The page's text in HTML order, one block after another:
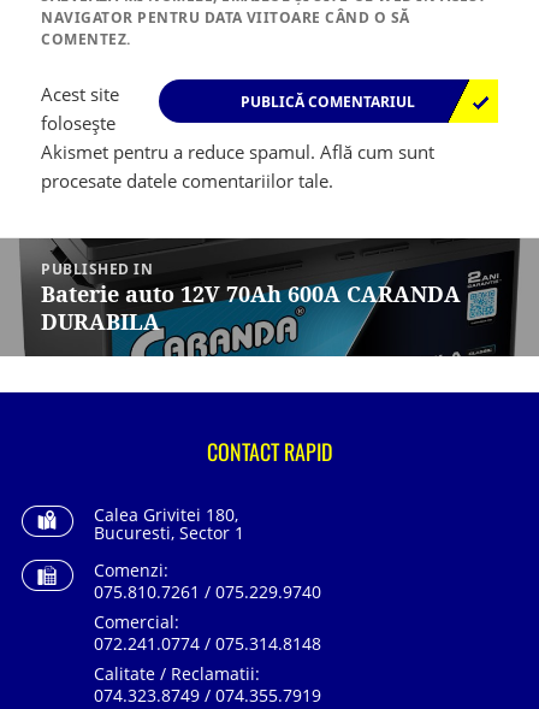
NAVIGATOR PENTRU DATA VIITOARE CÂND O SĂ
COMENTEZ.
Acest site
folosește
Akismet pentru a reduce spamul.Află cum sunt
procesate datele comentariilor tale.
Navigare
articole
PUBLISHED IN
Baterie auto 12V 70Ah 600A CARANDA
DURABILA
CONTACT RAPID
Calea Grivitei 180,
Bucuresti, Sector 1
Comenzi:
075.810.7261 / 075.229.9740
Comercial:
072.241.0774 / 075.314.8148
Calitate / Reclamatii:
074.323.8749 / 074.355.7919